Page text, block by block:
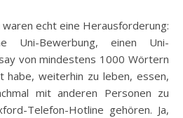
Uni-Bewerbung, einen Uni-
von mindestens 1000 Wörtern
habe, weiterhin zu leben, essen,
mit anderen Personen zu
Telefon-Hotline gehören. Ja,